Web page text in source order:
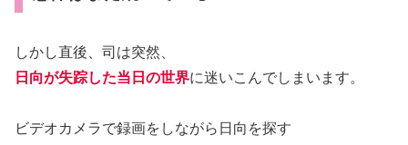
しかし直後、司は突然、
日向が失踪した当日の世界に迷いこんでしまいます。
ビデオカメラで録画をしながら日向を探す